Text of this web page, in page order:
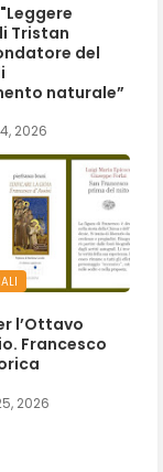
Tristan
del
naturale”
2026
l’Ottavo
Francesco
2026